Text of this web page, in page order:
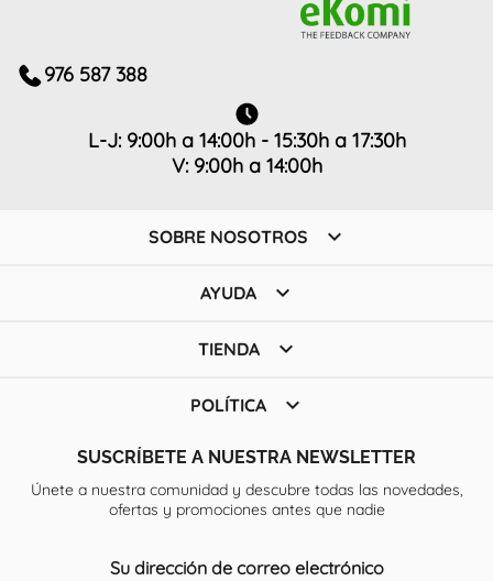
976 587 388
L-J: 9:00h a 14:00h - 15:30h a 17:30h
V: 9:00h a 14:00h
SOBRE NOSOTROS 
AYUDA 
TIENDA 
POLÍTICA 
SUSCRÍBETE A NUESTRA NEWSLETTER
Únete a nuestra comunidad y descubre todas las novedades,
ofertas y promociones antes que nadie
Su dirección de correo electrónico